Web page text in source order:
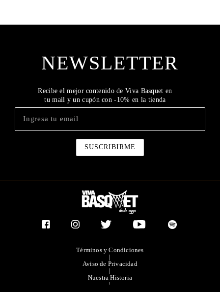
NEWSLETTER
Recibe el mejor contenido de Viva Basquet en
tu mail y un cupón con -10% en la tienda
Términos y Condiciones
|
Aviso de Privacidad
|
Nuestra Historia
|